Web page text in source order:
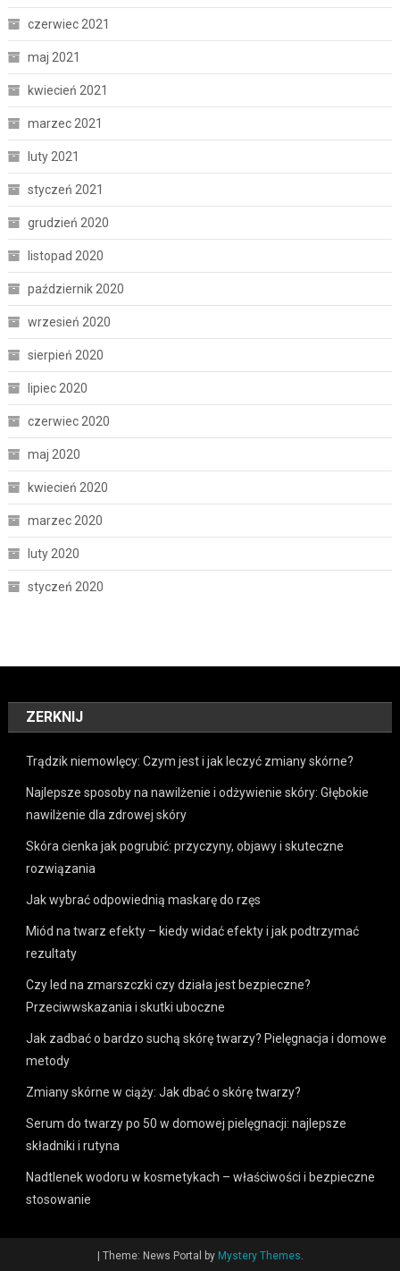
czerwiec 2021
maj 2021
kwiecień 2021
marzec 2021
luty 2021
styczeń 2021
grudzień 2020
listopad 2020
październik 2020
wrzesień 2020
sierpień 2020
lipiec 2020
czerwiec 2020
maj 2020
kwiecień 2020
marzec 2020
luty 2020
styczeń 2020
ZERKNIJ
Trądzik niemowlęcy: Czym jest i jak leczyć zmiany skórne?
Najlepsze sposoby na nawilżenie i odżywienie skóry: Głębokie
nawilżenie dla zdrowej skóry
Skóra cienka jak pogrubić: przyczyny, objawy i skuteczne
rozwiązania
Jak wybrać odpowiednią maskarę do rzęs
Miód na twarz efekty – kiedy widać efekty i jak podtrzymać
rezultaty
Czy led na zmarszczki czy działa jest bezpieczne?
Przeciwwskazania i skutki uboczne
Jak zadbać o bardzo suchą skórę twarzy? Pielęgnacja i domowe
metody
Zmiany skórne w ciąży: Jak dbać o skórę twarzy?
Serum do twarzy po 50 w domowej pielęgnacji: najlepsze
składniki i rutyna
Nadtlenek wodoru w kosmetykach – właściwości i bezpieczne
stosowanie
Theme: News Portal by Mystery Themes.